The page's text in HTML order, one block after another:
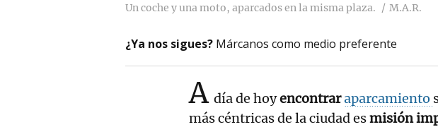
Un coche y una moto, aparcados en la misma plaza. M.A.R.
¿Ya nos sigues? Márcanos como medio preferente
A día de hoyencontraraparcamiento
más céntricas de la ciudad esmisión